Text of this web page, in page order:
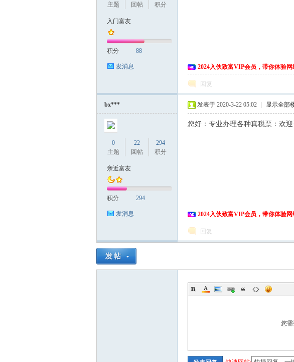
主题
回帖
积分
入门富友
积分 88
发消息 2024入伙致富VIP会员，带你体验网
回复
bx***
0
主题
22
回帖
294
积分
亲近富友
积分 294
发消息
发表于 2020-3-22 05:02 显示全部
您好：专业办理各种真税票：欢迎
2024入伙致富VIP会员，带你体验网
回复
您